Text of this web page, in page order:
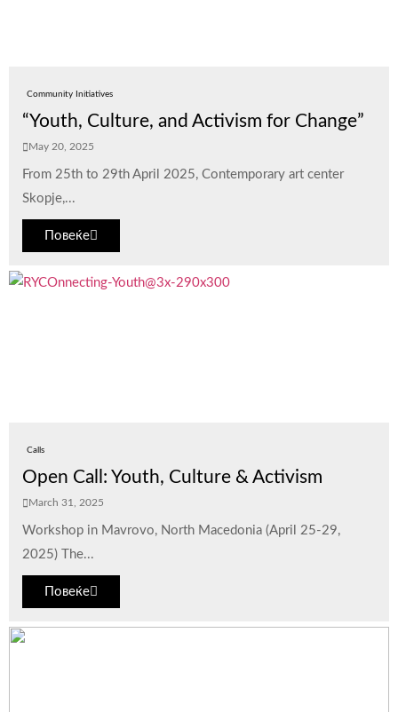
Community Initiatives
“Youth, Culture, and Activism for Change”
May 20, 2025
From 25th to 29th April 2025, Contemporary art center
Skopje,...
Повеќе
Calls
Open Call: Youth, Culture & Activism
March 31, 2025
Workshop in Mavrovo, North Macedonia (April 25-29,
2025) The...
Повеќе